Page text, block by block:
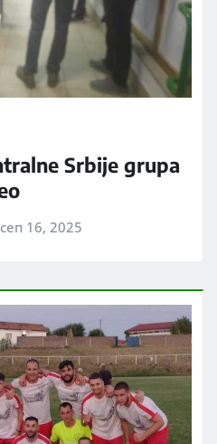
Srbije grupa
сеп 16, 2025